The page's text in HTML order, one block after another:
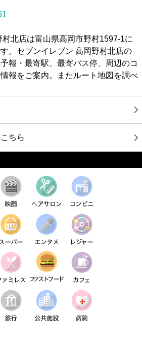
北店は富山県高岡市野村1597-1に
。セブンイレブン 高岡野村北店の
報・最寄駅、最寄バス停、周辺のコ
報をご案内。またルート地図を調べ
ちら